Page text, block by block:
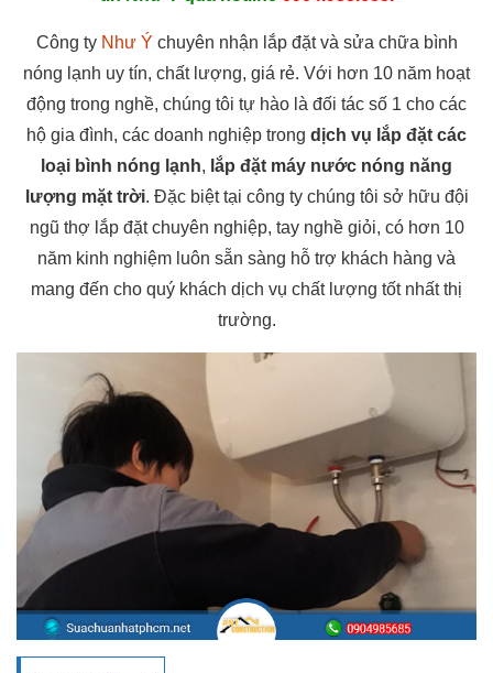
Công ty Như Ý chuyên nhận lắp đặt và sửa chữa bình
nóng lạnh uy tín, chất lượng, giá rẻ. Với hơn 10 năm hoạt
động trong nghề, chúng tôi tự hào là đối tác số 1 cho các
hộ gia đình, các doanh nghiệp trong dịch vụ lắp đặt các
loại bình nóng lạnh, lắp đặt máy nước nóng năng
lượng mặt trời. Đặc biệt tại công ty chúng tôi sở hữu đội
ngũ thợ lắp đặt chuyên nghiệp, tay nghề giỏi, có hơn 10
năm kinh nghiệm luôn sẵn sàng hỗ trợ khách hàng và
mang đến cho quý khách dịch vụ chất lượng tốt nhất thị
trường.